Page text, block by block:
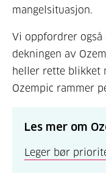
mangelsituasjon.
Vi oppfordrer også
dekningen av
heller rette blikket
Ozempic rammer
Les mer om
Leger bør